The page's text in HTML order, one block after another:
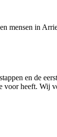
mensen in
en de
voor heeft. Wij